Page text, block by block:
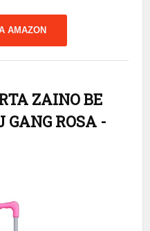
AMAZON
ZAINO BE
GANG ROSA -